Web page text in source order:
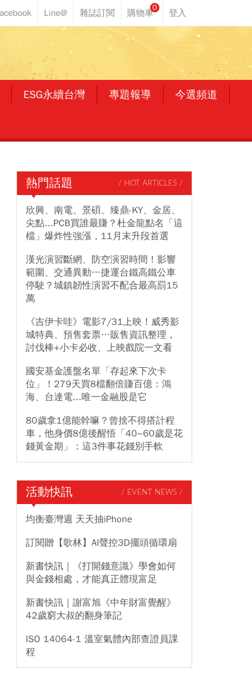
0
ESG永續台灣 專題報導 今選頻道
熱門話題 / HOT ARTICLES /
欣興、南電、景碩、臻鼎-KY、金居、
尖點...PCB買誰最賺？杜金龍點名「這
檔」爆炸性強漲，11月末升段首選
漢光演習斷網、防空演習時間！影響
範圍、交通異動…捷運台鐵高鐵公車
停駛？城鎮韌性演習不配合最高罰15
萬
《吉伊卡哇》電影7/31上映！威秀影
城特典、預售套票…販售資訊整理，
討伐棒+小卡必收、上映戲院一文看
國安基金護盤名單「存起來下次卡
位」！279天買8檔翻倍賺百億：鴻
海、台達電...唯一金融股是它
80歲拿1億能幹嘛？曾捨不得搭計程
車，他身價8億後醒悟「40~60歲是花
錢黃金期」：這3件事花錢別手軟
活動快訊 / EVENT NEWS /
均衡臺灣週 天天抽iPhone
訂閱贈【歌林】AI聲控3D擺頭循環扇
新書快訊｜《打開錢意識》學會如何
與金錢相處，才能真正體現富足
新書快訊｜謝富旭《中年財富覺醒》
42歲窮大叔的翻身筆記
ISO 14064-1 溫室氣體內部查證員課
程